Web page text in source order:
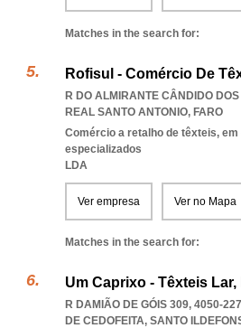
Matches in the search for:
Rofisul - Comércio De
R DO ALMIRANTE CÂNDIDO
REAL SANTO ANTONIO, FARO
Comércio a retalho de têxteis,
especializados
LDA
Ver empresa Ver no Mapa
Matches in the search for:
Um Caprixo - Têxteis Lar,
R DAMIÃO DE GÓIS 309, 4050-
DE CEDOFEITA, SANTO